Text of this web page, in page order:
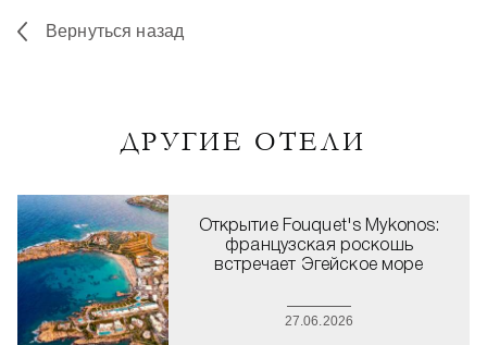
Вернуться назад
ДРУГИЕ ОТЕЛИ
Открытие Fouquet's Mykonos:
французская роскошь
встречает Эгейское море
27.06.2026